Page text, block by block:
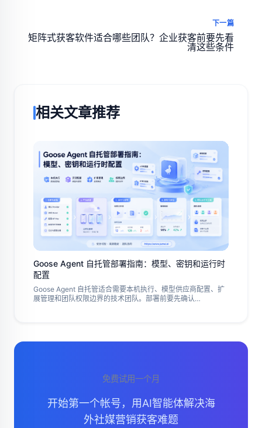
下一篇
矩阵式获客软件适合哪些团队？企业获客前要先看
清这些条件
相关文章推荐
Goose Agent 自托管部署指南：模型、密钥和运行时
配置
Goose Agent 自托管适合需要本机执行、模型供应商配置、扩
展管理和团队权限边界的技术团队。部署前要先确认
免费试用一个月
开始第一个帐号，用AI智能体解决海
外社媒营销获客难题